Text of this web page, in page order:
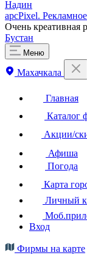
Надин
apcPixel.
Очень креативная
Бустан
Меню
Махачкала
Главная
Каталог
Акции/
Афиша
Погода
Карта
Личный
Вход
Фирмы на карте